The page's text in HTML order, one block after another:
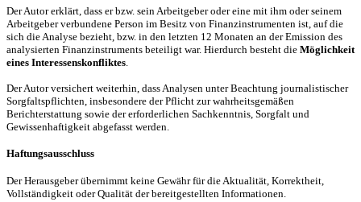
Der Autor erklärt, dass er bzw. sein Arbeitgeber oder eine mit ihm oder seinem
Arbeitgeber verbundene Person im Besitz von Finanzinstrumenten ist, auf die
sich die Analyse bezieht, bzw. in den letzten 12 Monaten an der Emission des
analysierten Finanzinstruments beteiligt war. Hierdurch besteht die Möglichkeit
eines Interessenskonfliktes
Der Autor versichert weiterhin, dass Analysen unter Beachtung journalistischer
Sorgfaltspflichten, insbesondere der Pflicht zur wahrheitsgemäßen
Berichterstattung sowie der erforderlichen Sachkenntnis, Sorgfalt und
Gewissenhaftigkeit abgefasst werden.
Haftungsausschluss
Der Herausgeber übernimmt keine Gewähr für die Aktualität, Korrektheit,
Vollständigkeit oder Qualität der bereitgestellten Informationen.